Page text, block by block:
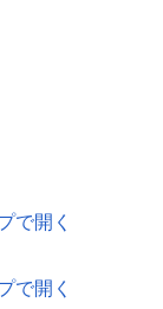
で開く
で開く